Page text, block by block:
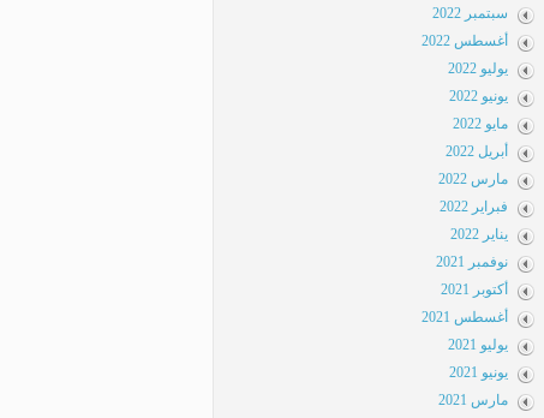
سبتمبر 2022
أغسطس 2022
يوليو 2022
يونيو 2022
مايو 2022
أبريل 2022
مارس 2022
فبراير 2022
يناير 2022
نوفمبر 2021
أكتوبر 2021
أغسطس 2021
يوليو 2021
يونيو 2021
مارس 2021